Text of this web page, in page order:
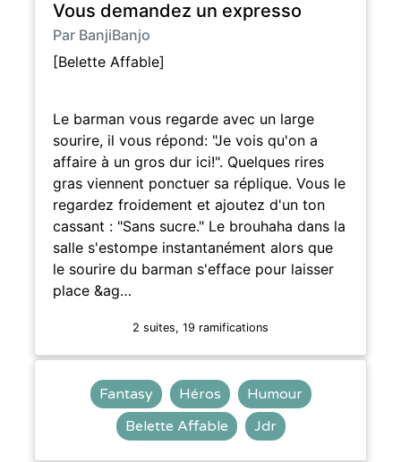
Vous demandez un expresso
Par BanjiBanjo
[Belette Affable]
Le barman vous regarde avec un large
sourire, il vous répond: "Je vois qu'on a
affaire à un gros dur ici!". Quelques rires
gras viennent ponctuer sa réplique. Vous le
regardez froidement et ajoutez d'un ton
cassant : "Sans sucre." Le brouhaha dans la
salle s'estompe instantanément alors que
le sourire du barman s'efface pour laisser
place &ag…
2 suites, 19 ramifications
Fantasy Héros
Humour
Belette Affable
Jdr